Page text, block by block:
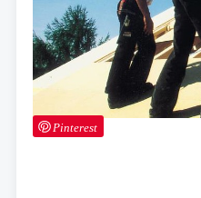
Pinterest